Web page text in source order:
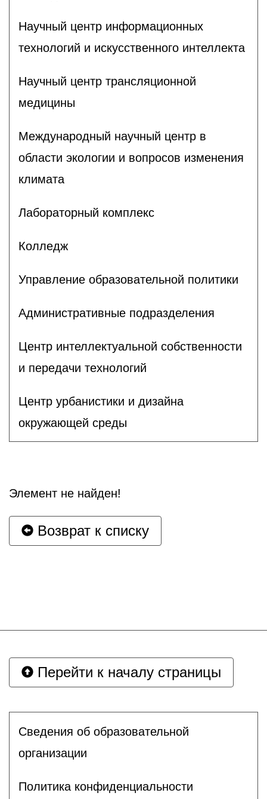
Научный центр информационных
технологий и искусственного интеллекта
Научный центр трансляционной
медицины
Международный научный центр в
области экологии и вопросов изменения
климата
Лабораторный комплекс
Колледж
Управление образовательной политики
Административные подразделения
Центр интеллектуальной собственности
и передачи технологий
Центр урбанистики и дизайна
окружающей среды
Элемент не найден!
Возврат к списку
Перейти к началу страницы
Сведения об образовательной
организации
Политика конфиденциальности